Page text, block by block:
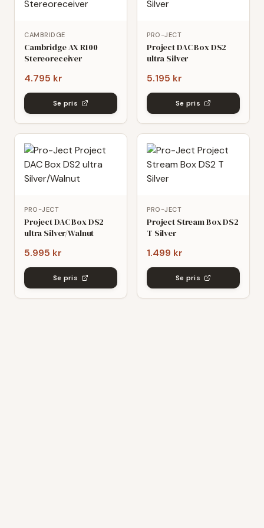
CAMBRIDGE
Cambridge AX R100
Stereoreceiver
4.795 kr
Se pris
PRO-JECT
Project DAC Box DS2
ultra Silver
5.195 kr
Se pris
PRO-JECT
Project DAC Box DS2
ultra Silver/Walnut
5.995 kr
Se pris
PRO-JECT
Project Stream Box DS2
T Silver
1.499 kr
Se pris